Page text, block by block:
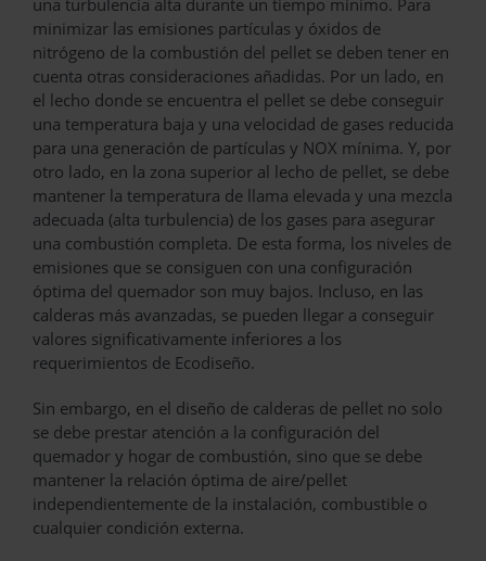
una turbulencia alta durante un tiempo mínimo. Para
minimizar las emisiones partículas y óxidos de
nitrógeno de la combustión del pellet se deben tener en
cuenta otras consideraciones añadidas. Por un lado, en
el lecho donde se encuentra el pellet se debe conseguir
una temperatura baja y una velocidad de gases reducida
para una generación de partículas y NOX mínima. Y, por
otro lado, en la zona superior al lecho de pellet, se debe
mantener la temperatura de llama elevada y una mezcla
adecuada (alta turbulencia) de los gases para asegurar
una combustión completa. De esta forma, los niveles de
emisiones que se consiguen con una configuración
óptima del quemador son muy bajos. Incluso, en las
calderas más avanzadas, se pueden llegar a conseguir
valores significativamente inferiores a los
requerimientos de Ecodiseño.
Sin embargo, en el diseño de calderas de pellet no solo
se debe prestar atención a la configuración del
quemador y hogar de combustión, sino que se debe
mantener la relación óptima de aire/pellet
independientemente de la instalación, combustible o
cualquier condición externa.